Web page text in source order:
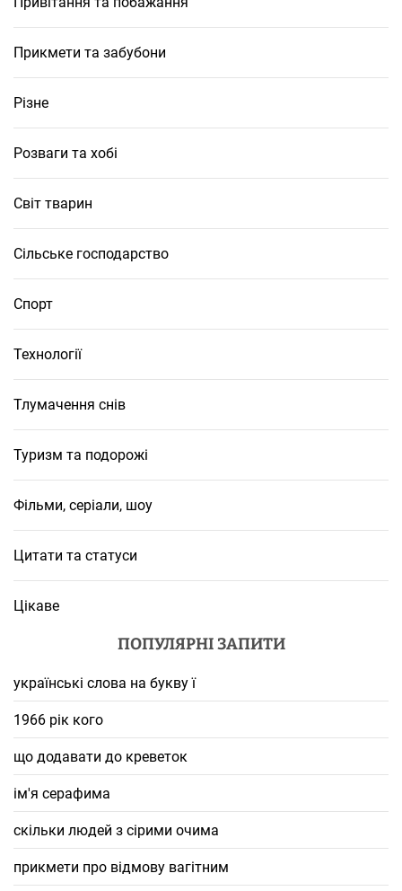
Прикмети та забубони
Різне
Розваги та хобі
Світ тварин
Сільське господарство
Спорт
Технології
Тлумачення снів
Туризм та подорожі
Фільми, серіали, шоу
Цитати та статуси
Цікаве
ПОПУЛЯРНІ ЗАПИТИ
українські слова на букву ї
1966 рік кого
що додавати до креветок
ім'я серафима
скільки людей з сірими очима
прикмети про відмову вагітним